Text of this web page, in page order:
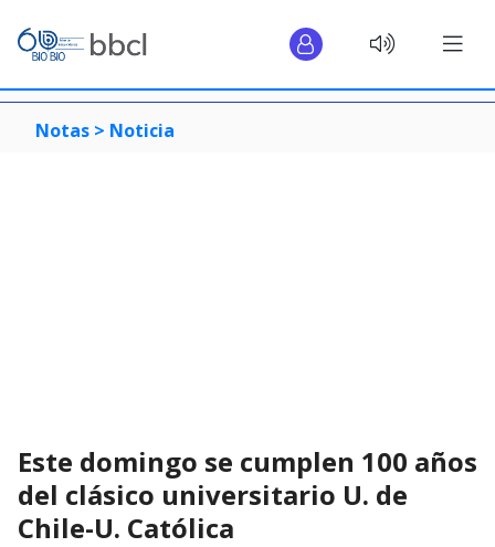
Notas > Noticia
Este domingo se cumplen 100 años
del clásico universitario U. de
Chile-U. Católica